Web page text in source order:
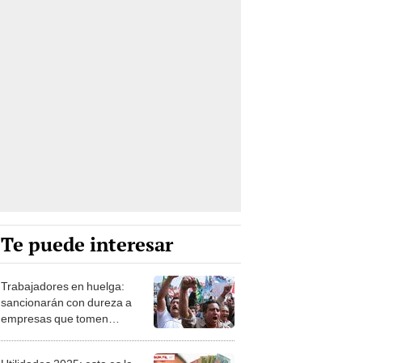
Te puede interesar
Trabajadores en huelga:
sancionarán con dureza a
empresas que tomen